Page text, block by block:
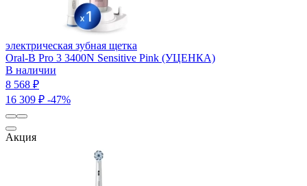
электрическая зубная щетка
Oral-B Pro 3 3400N Sensitive Pink (УЦЕНКА)
В наличии
8 568 ₽
16 309 ₽ -47%
Акция